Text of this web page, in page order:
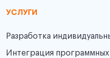
УСЛУГИ
Разработка
Интеграция